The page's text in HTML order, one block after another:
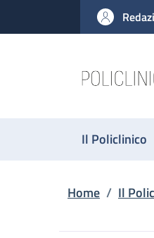
al contenuto principale
to footer content
Il Policlinico
Home / Il